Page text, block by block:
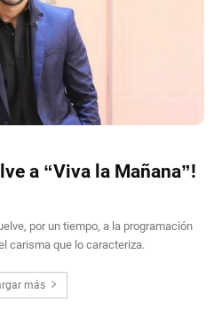
a “Viva la Mañana”!
por un tiempo, a la programación
carisma que lo caracteriza.
más